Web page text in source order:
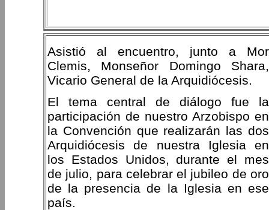
Asistió al encuentro, junto a Mor
Clemis, Monseñor Domingo Shara,
Vicario General de la Arquidiócesis.
El tema central de diálogo fue la
participación de nuestro Arzobispo en
la Convención que realizarán las dos
Arquidiócesis de nuestra Iglesia en
los Estados Unidos, durante el mes
de julio, para celebrar el jubileo de oro
de la presencia de la Iglesia en ese
país.